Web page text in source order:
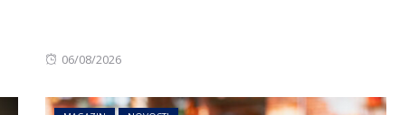
Posted
06/08/2026